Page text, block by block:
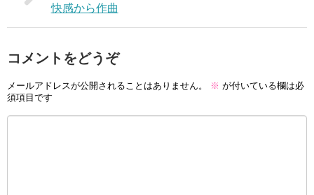
快感から作曲
コメントをどうぞ
メールアドレスが公開されることはありません。 ※ が付いている欄は必
須項目です